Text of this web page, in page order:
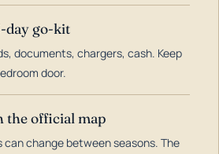
day go-kit
documents, chargers, cash. Keep
door.
the official map
can change between seasons. The